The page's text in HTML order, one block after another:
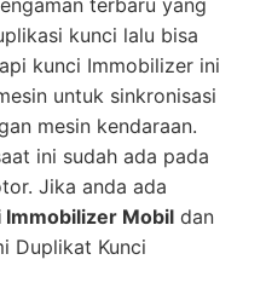
terbaru yang
kunci lalu bisa
kunci Immobilizer ini
untuk sinkronisasi
mesin kendaraan.
ini sudah ada pada
Jika anda ada
Immobilizer Mobil dan
Duplikat Kunci